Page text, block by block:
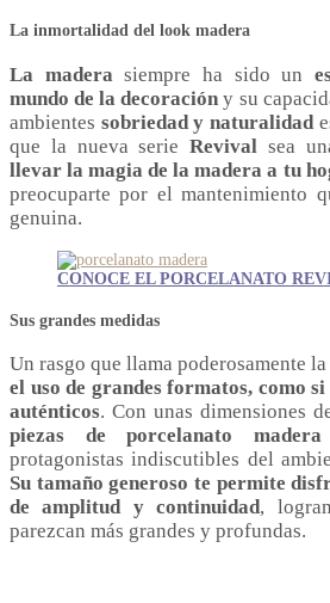
La inmortalidad del look madera
La maderasiempre ha sido un
mundo de la decoración y su
ambientes sobriedad y naturalidad
que la nueva serieRevival sea
llevar la magia de la madera a tu
preocuparte por el mantenimiento
genuina.
CONOCE EL PORCELANATO
Sus grandes medidas
Un rasgo que llama poderosamente
el uso de grandes formatos, como
auténticos. Con unas dimensiones
piezas de porcelanato madera
protagonistas indiscutibles del
Su tamaño generoso te permite
de amplitud y continuidad,
parezcan más grandes y profundas.